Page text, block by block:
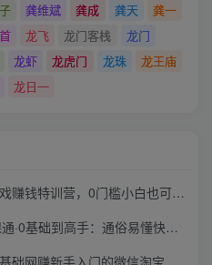
龚维斌 龚成 龚天
龚一
龙飞 龙门客栈
龙门
龙虾 龙虎门 龙珠
龙王庙
龙日一
特训营，0门槛小白也可以操作，日入1000+
础到高手：通俗易懂快速掌握PPT的各种应用场合
网赚新手入门的微信淘宝客教程